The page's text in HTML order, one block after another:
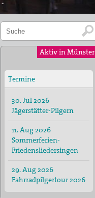
Aktiv in Münster
Termine
30. Jul 2026
Jägerstätter-Pilgern
11. Aug 2026
Sommerferien-
Friedensliedersingen
29. Aug 2026
Fahrradpilgertour 2026